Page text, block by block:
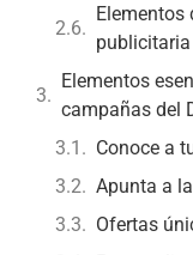
Elementos
Elementos
campañas del
Conoce a
Apunta a
Ofertas